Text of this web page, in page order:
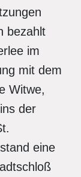
bezahlt
im
mit dem
Witwe,
der
eine